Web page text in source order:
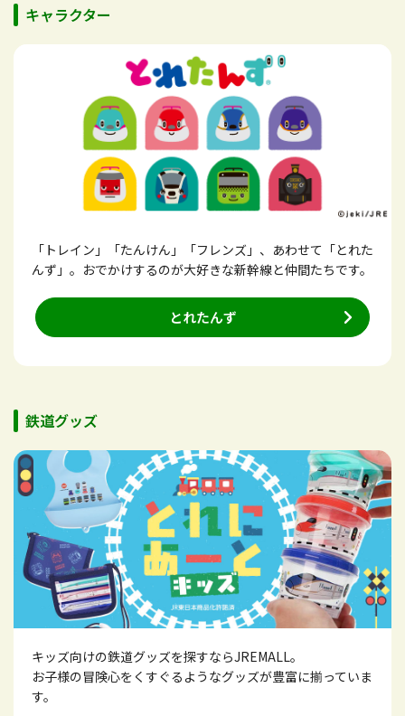
キャラクター
「トレイン」「たんけん」「フレンズ」、あわせて「とれた
んず」。おでかけするのが大好きな新幹線と仲間たちです。
とれたんず
鉄道グッズ
キッズ向けの鉄道グッズを探すならJREMALL。
お子様の冒険心をくすぐるようなグッズが豊富に揃っていま
す。